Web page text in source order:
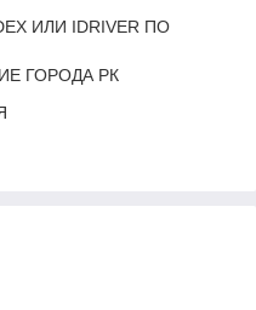
ИЛИ IDRIVER ПО
ГОРОДА РК